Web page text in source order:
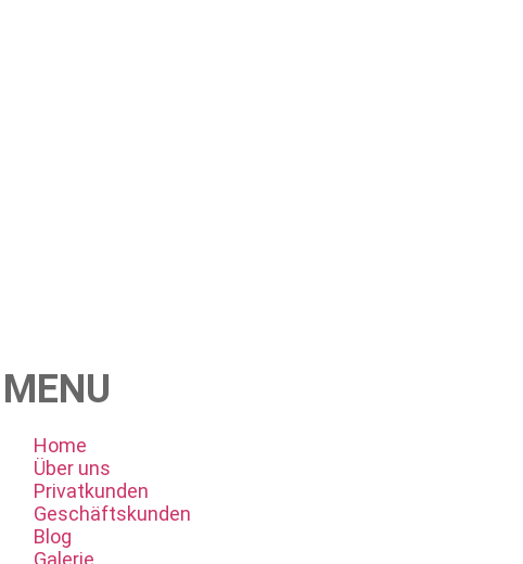
MENU
Home
Über uns
Privatkunden
Geschäftskunden
Blog